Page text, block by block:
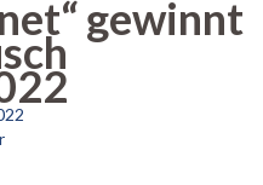
gewinnt
zu